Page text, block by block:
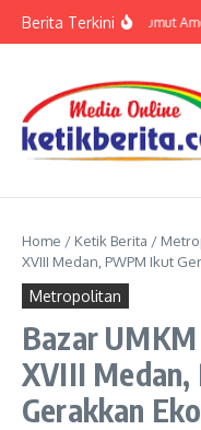
Berita TerkiniKPwBI Sumut
Home / Ketik Berita /
XVIII Medan, PWPM Ikut
Metropolitan
Bazar
XVIII
Gerakkan